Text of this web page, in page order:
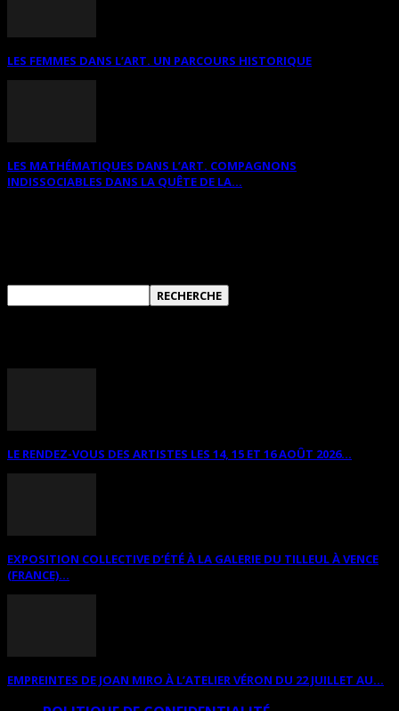
LES FEMMES DANS L’ART. UN PARCOURS HISTORIQUE
LES MATHÉMATIQUES DANS L’ART. COMPAGNONS
INDISSOCIABLES DANS LA QUÊTE DE LA...
LE RENDEZ-VOUS DES ARTISTES LES 14, 15 ET 16 AOÛT 2026...
EXPOSITION COLLECTIVE D’ÉTÉ À LA GALERIE DU TILLEUL À VENCE
(FRANCE)...
EMPREINTES DE JOAN MIRO À L’ATELIER VÉRON DU 22 JUILLET AU...